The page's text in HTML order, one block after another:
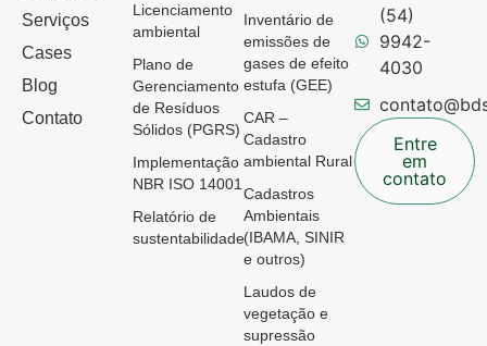
Serviços
Cases
Blog
Contato
Licenciamento
ambiental
Plano de
Gerenciamento
de Resíduos
Sólidos (PGRS)
Implementação
NBR ISO 14001
Relatório de
sustentabilidade
Inventário de
emissões de
gases de efeito
estufa (GEE)
CAR –
Cadastro
ambiental Rural
Cadastros
Ambientais
(IBAMA, SINIR
e outros)
Laudos de
vegetação e
supressão
(54)
9942-
4030
Entre
em
contato